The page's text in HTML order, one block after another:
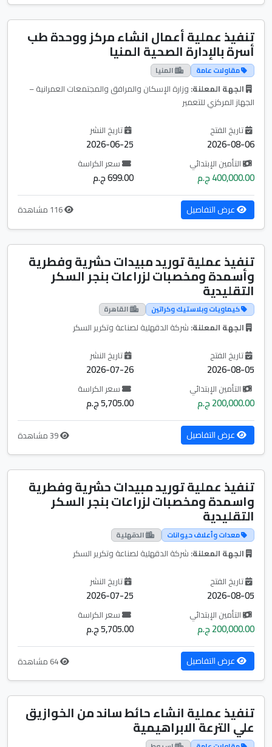
تنفيذ عملية أعمال انشاء مركز ووحدة طب
أسرة بالإدارة الصحية المنيا
مقاولات عامة المنيا
الجهة المعلنة: وزارة الإسكان والمرافق والمجتمعات العمرانية –
الجهاز المركزي للتعمير
تاريخ الفتح
2026-08-06
تاريخ النشر
2026-06-25
التأمين الإبتدائي
400,000.00 ج.م
سعر الكراسة
699.00 ج.م
عرض التفاصيل
تنفيذ عملية توريد مبيدات حشرية وفطرية
وأسمدة ومخصبات لزراعات بنجر السكر
التقليدية
كيماويات وبلاستيك وكراتين القاهرة
الجهة المعلنة: شركة الدقهلية لصناعة وتكرير السكر
تاريخ الفتح
2026-08-05
تاريخ النشر
2026-07-26
التأمين الإبتدائي
200,000.00 ج.م
سعر الكراسة
5,705.00 ج.م
عرض التفاصيل
تنفيذ عملية توريد مبيدات حشرية وفطرية
واسمدة ومخصبات لزراعات بنجر السكر
التقليدية
معدات وأعلاف حيوانات الدقهلية
الجهة المعلنة: شركة الدقهلية لصناعة وتكرير السكر
تاريخ الفتح
2026-08-05
تاريخ النشر
2026-07-25
التأمين الإبتدائي
200,000.00 ج.م
سعر الكراسة
5,705.00 ج.م
عرض التفاصيل
تنفيذ عملية انشاء حائط ساند من الخوازيق
علي الترعة الابراهيمية